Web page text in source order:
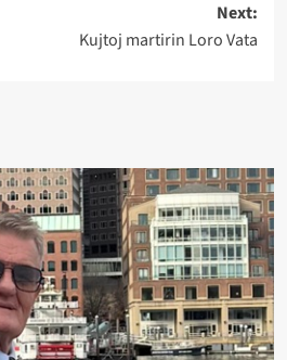
Next:
Kujtoj martirin Loro Vata